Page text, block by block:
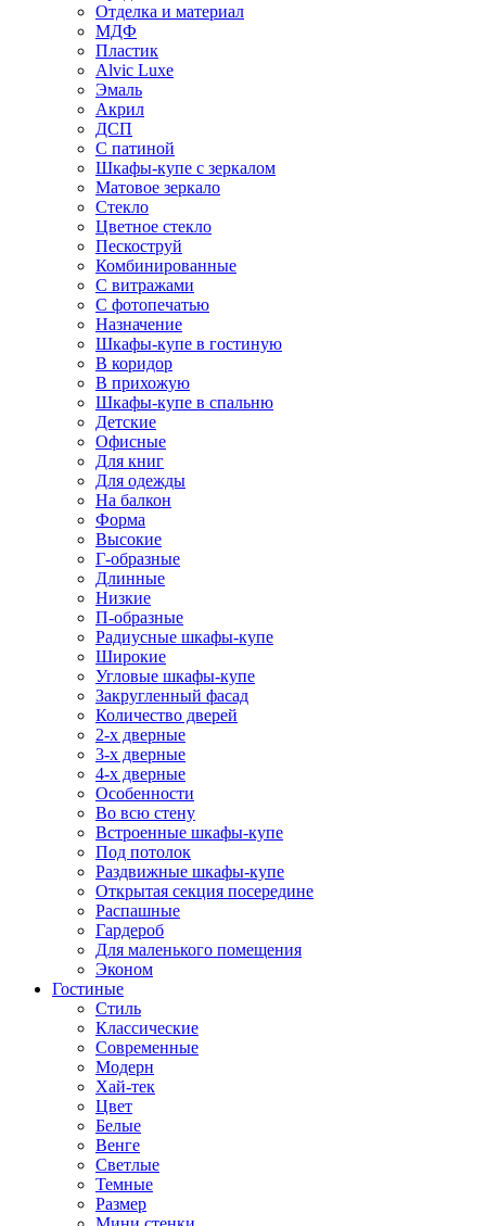
Отделка и материал
МДФ
Пластик
Alvic Luxe
Эмаль
Акрил
ДСП
С патиной
Шкафы-купе с зеркалом
Матовое зеркало
Стекло
Цветное стекло
Пескоструй
Комбинированные
С витражами
С фотопечатью
Назначение
Шкафы-купе в гостиную
В коридор
В прихожую
Шкафы-купе в спальню
Детские
Офисные
Для книг
Для одежды
На балкон
Форма
Высокие
Г-образные
Длинные
Низкие
П-образные
Радиусные шкафы-купе
Широкие
Угловые шкафы-купе
Закругленный фасад
Количество дверей
2-х дверные
3-х дверные
4-х дверные
Особенности
Во всю стену
Встроенные шкафы-купе
Под потолок
Раздвижные шкафы-купе
Открытая секция посередине
Распашные
Гардероб
Для маленького помещения
Эконом
Гостиные
Стиль
Классические
Современные
Модерн
Хай-тек
Цвет
Белые
Венге
Светлые
Темные
Размер